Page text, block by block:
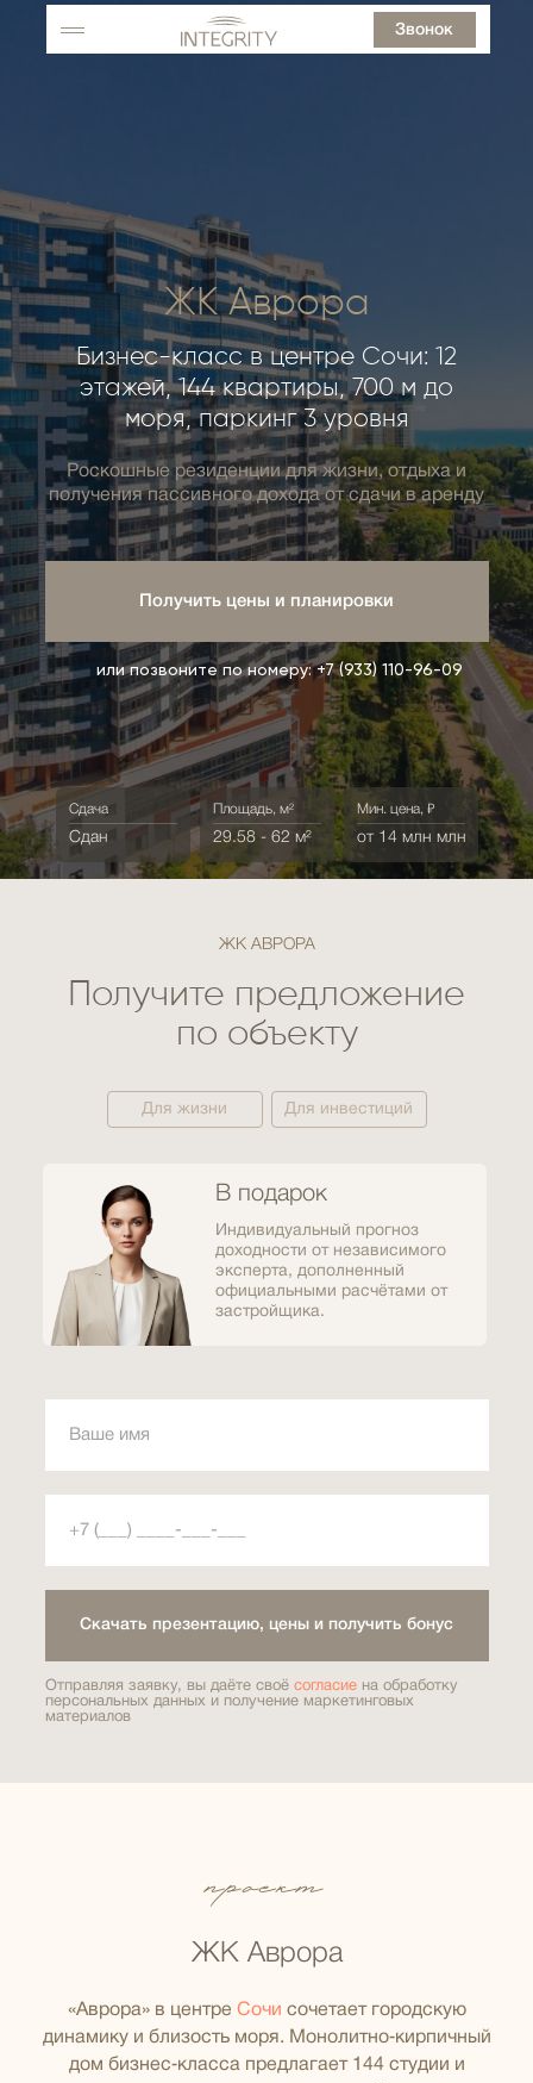
Звонок
ЖК Аврора
Получить цены и планировки
или позвоните по номеру:+7 (933) 110-96-09
от 14 млн млн
Мин. цена, ₽
29.58 - 62 м²
Площадь, м²
Сдан
Сдача
Роскошные резиденции для жизни, отдыха и
получения пассивного дохода от сдачи в аренду
Бизнес-класс в центре Сочи: 12
этажей, 144 квартиры, 700 м до
моря, паркинг 3 уровня
Скачать презентацию, цены и получить бонус
Отправляя заявку, вы даёте своё согласиена обработку
персональных данных и получение маркетинговых
материалов
ЖК АВРОРА
Индивидуальный прогноз
доходности от независимого
эксперта, дополненный
официальными расчётами от
застройщика.
В подарок
Получите предложение
по объекту
Для инвестиций
Для жизни
проект
ЖК Аврора
«Аврора» в центре Сочи сочетает городскую
динамику и близость моря. Монолитно‑кирпичный
дом бизнес‑класса предлагает 144 студии и